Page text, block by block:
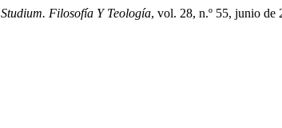
Studium. Filosofía Y Teología, vol. 28, n.º 55, junio de